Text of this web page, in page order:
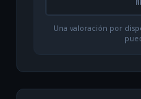
Una valoración por